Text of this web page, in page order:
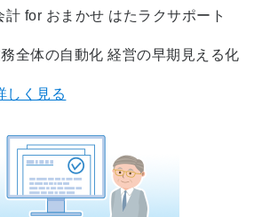
計 for おまかせ はたラクサポート
全体の自動化 経営の早期見える化
しく見る